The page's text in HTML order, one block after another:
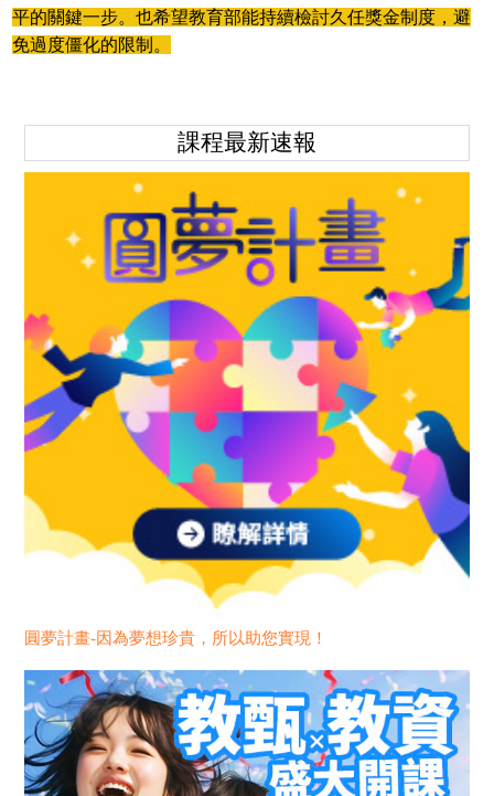
課程最新速報
圓夢計畫-因為夢想珍貴，所以助您實現！
平的關鍵一步。也希望教育部能持續檢討久任獎金制度，避
免過度僵化的限制。